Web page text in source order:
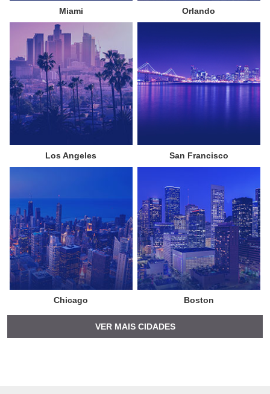
Miami Orlando
Los Angeles San Francisco
Chicago Boston
VER MAIS CIDADES